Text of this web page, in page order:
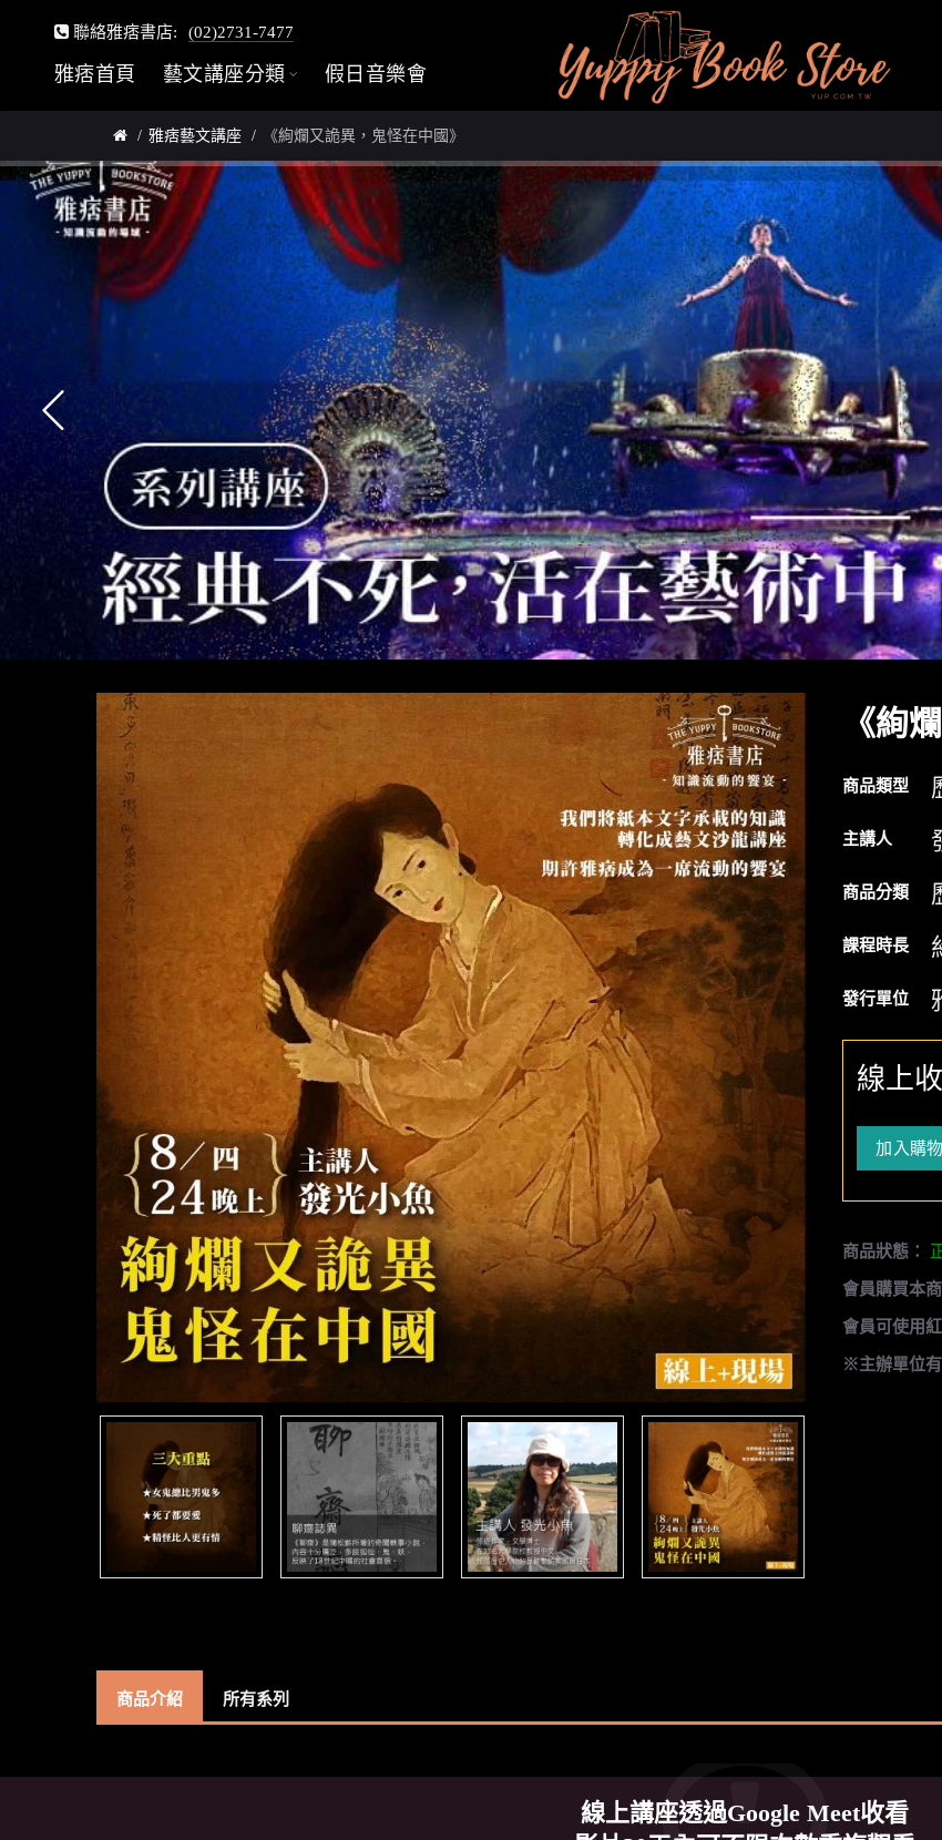
聯絡雅痞書店: (02)2731-7477
雅痞首頁 藝文講座分類 假日音樂會
雅痞藝文講座 《絢爛又詭異，鬼怪在中國》
《絢
商品類型
主講人
商品分類
課程時長
發行單位
線上
加入購
商品狀態：
會員購買本
會員可使用
※主辦單位有
商品介紹 所有系列
線上講座透過Google Meet收看